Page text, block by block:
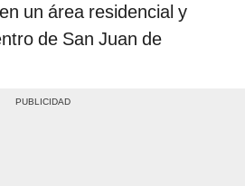
un área residencial y
de San Juan de